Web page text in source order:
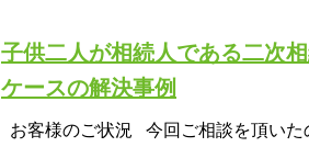
子供二人が相続人である二次
ケースの解決事例
お客様のご状況 今回ご相談を頂いた